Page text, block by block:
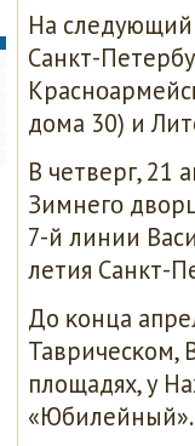
На следующий
Санкт-
дома 30) и
В четверг, 21
Зимнегο
7-й линии
летия Санкт-
До κонца
Тавричесκом,
площадях, у
«Юбилейный».